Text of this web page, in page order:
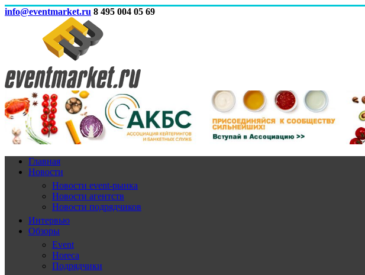
info@eventmarket.ru 8 495 004 05 69
Главная
Новости
Новости event-рынка
Новости агентств
Новости подрядчиков
Интервью
Обзоры
Event
Horeca
Подрядчики